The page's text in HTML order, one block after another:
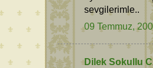
sevgilerimle..
09 Temmuz,
Dilek Sokullu